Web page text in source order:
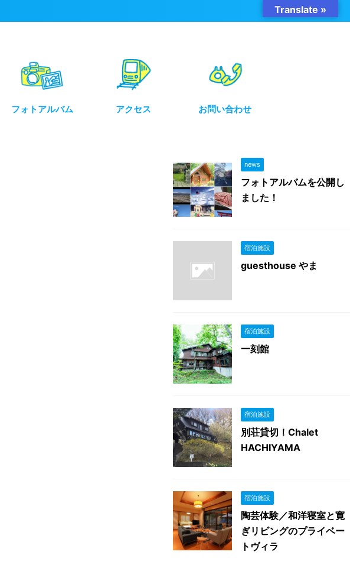
フォトアルバム アクセス お問い合わせ
news
フォトアルバムを公開し
ました！
宿泊施設
guesthouse やま
宿泊施設
一刻館
宿泊施設
別荘貸切！Chalet
HACHIYAMA
宿泊施設
陶芸体験／和洋寝室と寛
ぎリビングのプライベー
トヴィラ
Translate »